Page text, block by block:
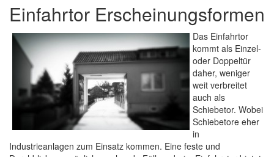
Einfahrtor Erscheinungsformen
Das Einfahrtor
kommt als Einzel-
oder Doppeltür
daher, weniger
weit verbreitet
auch als
Schiebetor. Wobei
Schiebetore eher
in
Industrieanlagen zum Einsatz kommen. Eine feste und